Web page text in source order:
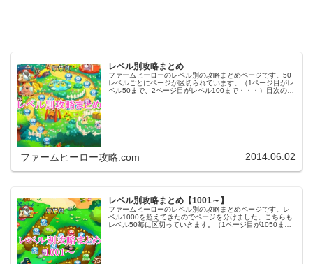
レベル別攻略まとめ
ファームヒーローのレベル別の攻略まとめページです。50
レベルごとにページが区切られています。（1ページ目がレ
ベル50まで、2ページ目がレベル100まで・・・）目次のリ
ファームヒーロー攻略.com 2014.06.02
レベル別攻略まとめ【1001～】
ファームヒーローのレベル別の攻略まとめページです。レ
ベル1000を超えてきたのでページを分けました。こちらも
レベル50毎に区切っていきます。（1ページ目が1050ま